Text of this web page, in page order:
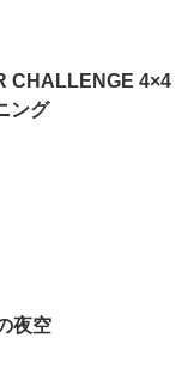
CHALLENGE 4×4
ング
夜空